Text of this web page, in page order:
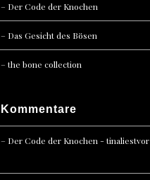
Der Code der Knochen
Das Gesicht des Bösen
the bone collection
– Der Code der Knochen - tinaliestvor